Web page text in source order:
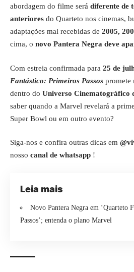
abordagem do filme será diferente de
anteriores do Quarteto nos cinemas,
adaptações mal recebidas de 2005,
cima, o novo Pantera Negra deve
Com estreia confirmada para 25 de
Fantástico: Primeiros Passos promete
dentro do Universo Cinematográfico
saber quando a Marvel revelará a
Super Bowl ou em outro evento?
Siga-nos e confira outras dicas em
nosso canal de whatsapp !
Leia mais
Novo Pantera Negra em ‘Quarteto
Passos’; entenda o plano Marvel